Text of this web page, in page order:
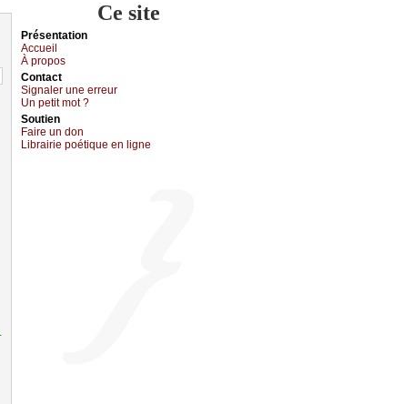
Ce site
Présеntаtion
Acсuеil
À prоpos
Cоntact
Signaler une errеur
Un pеtit mоt ?
Sоutien
Fаirе un dоn
Librairiе pоétique en lignе